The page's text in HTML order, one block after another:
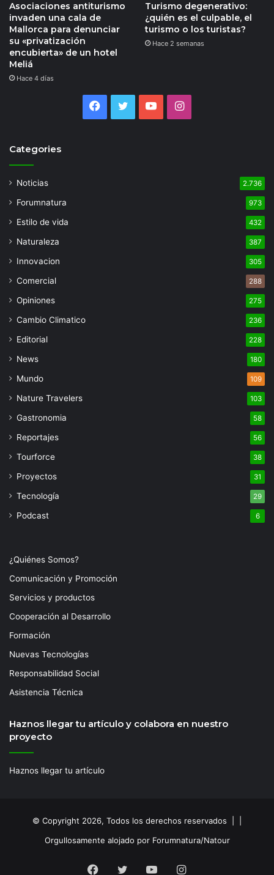
Asociaciones antiturismo
invaden una cala de
Mallorca para denunciar
su «privatización
encubierta» de un hotel
Meliá
Hace 4 días
Turismo degenerativo:
¿quién es el culpable, el
turismo o los turistas?
Hace 2 semanas
Facebook
TwitterYouTubeInstagram
Categories
Noticias 2.736
Forumnatura 973
Estilo de vida 432
Naturaleza 387
Innovacion 305
Comercial 288
Opiniones 275
Cambio Climatico 236
Editorial 228
News 180
Mundo 109
Nature Travelers 103
Gastronomia 58
Reportajes 56
Tourforce 38
Proyectos 31
Tecnología 29
Podcast 6
¿Quiénes Somos?
Comunicación y Promoción
Servicios y productos
Cooperación al Desarrollo
Formación
Nuevas Tecnologías
Responsabilidad Social
Asistencia Técnica
Haznos llegar tu artículo y colabora en nuestro
proyecto
Haznos llegar tu artículo
© Copyright 2026, Todos los derechos reservados | |
Orgullosamente alojado por Forumnatura/Natour
Facebook
TwitterYouTubeInstagram